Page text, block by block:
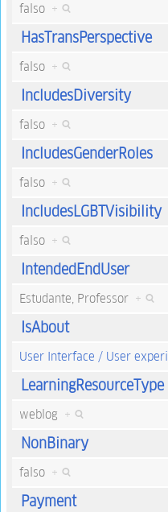
falso +
HasTransPerspective
falso +
IncludesDiversity
falso +
IncludesGenderRoles
falso +
IncludesLGBTVisibility
falso +
IntendedEndUser
Estudante, Professor +
IsAbout
User Interface / User
LearningResourceType
weblog +
NonBinary
falso +
Payment